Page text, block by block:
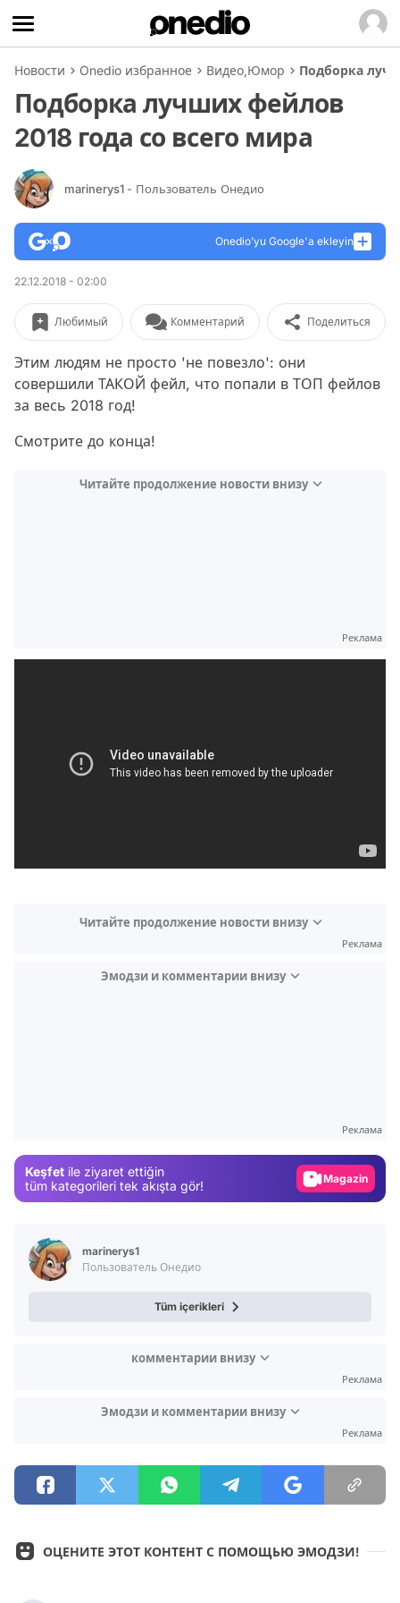
Новости Onedio избранное Видео,Юмор Подборка
Подборка лучших фейлов
2018 года со всего мира
marinerys1 - Пользователь Онедио
Onedio’yu Google'a ekleyin
22.12.2018 - 02:00
Любимый Комментарий Поделиться
Этим людям не просто 'не повезло': они
совершили ТАКОЙ фейл, что попали в ТОП фейлов
за весь 2018 год!
Смотрите до конца!
Читайте продолжение новости внизу
Реклама
Читайте продолжение новости внизу
Реклама
Эмодзи и комментарии внизу
Реклама
Keşfet ile ziyaret ettiğin
tüm kategorileri tek akışta gör!
Magazin
marinerys1
Пользователь Онедио
Tüm içerikleri
комментарии внизу
Реклама
Эмодзи и комментарии внизу
Реклама
ОЦЕНИТЕ ЭТОТ КОНТЕНТ С ПОМОЩЬЮ ЭМОДЗИ!